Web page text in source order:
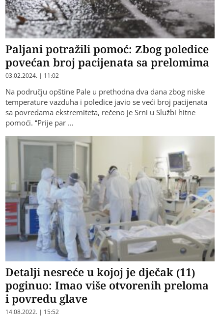
Paljani potražili pomoć: Zbog poledice
povećan broj pacijenata sa prelomima
03.02.2024. | 11:02
Na području opštine Pale u prethodna dva dana zbog niske
temperature vazduha i poledice javio se veći broj pacijenata
sa povredama ekstremiteta, rečeno je Srni u Službi hitne
pomoći. “Prije par …
Detalji nesreće u kojoj je dječak (11)
poginuo: Imao više otvorenih preloma
i povredu glave
14.08.2022. | 15:52